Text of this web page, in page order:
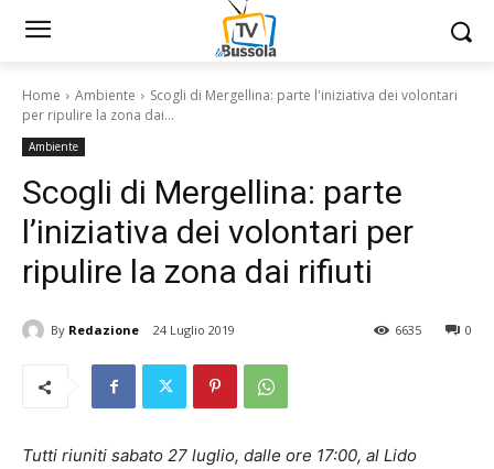
Home Ambiente
Scogli di Mergellina: parte l'iniziativa dei volontari
per ripulire la zona dai...
Ambiente
Scogli di Mergellina: parte
l’iniziativa dei volontari per
ripulire la zona dai rifiuti
By Redazione 24 Luglio 2019 0
6635
Tutti riuniti sabato 27 luglio, dalle ore 17:00, al Lido